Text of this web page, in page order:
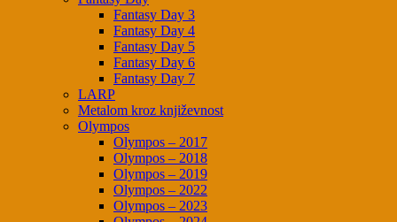
Fantasy Day 3
Fantasy Day 4
Fantasy Day 5
Fantasy Day 6
Fantasy Day 7
LARP
Metalom kroz književnost
Olympos
Olympos – 2017
Olympos – 2018
Olympos – 2019
Olympos – 2022
Olympos – 2023